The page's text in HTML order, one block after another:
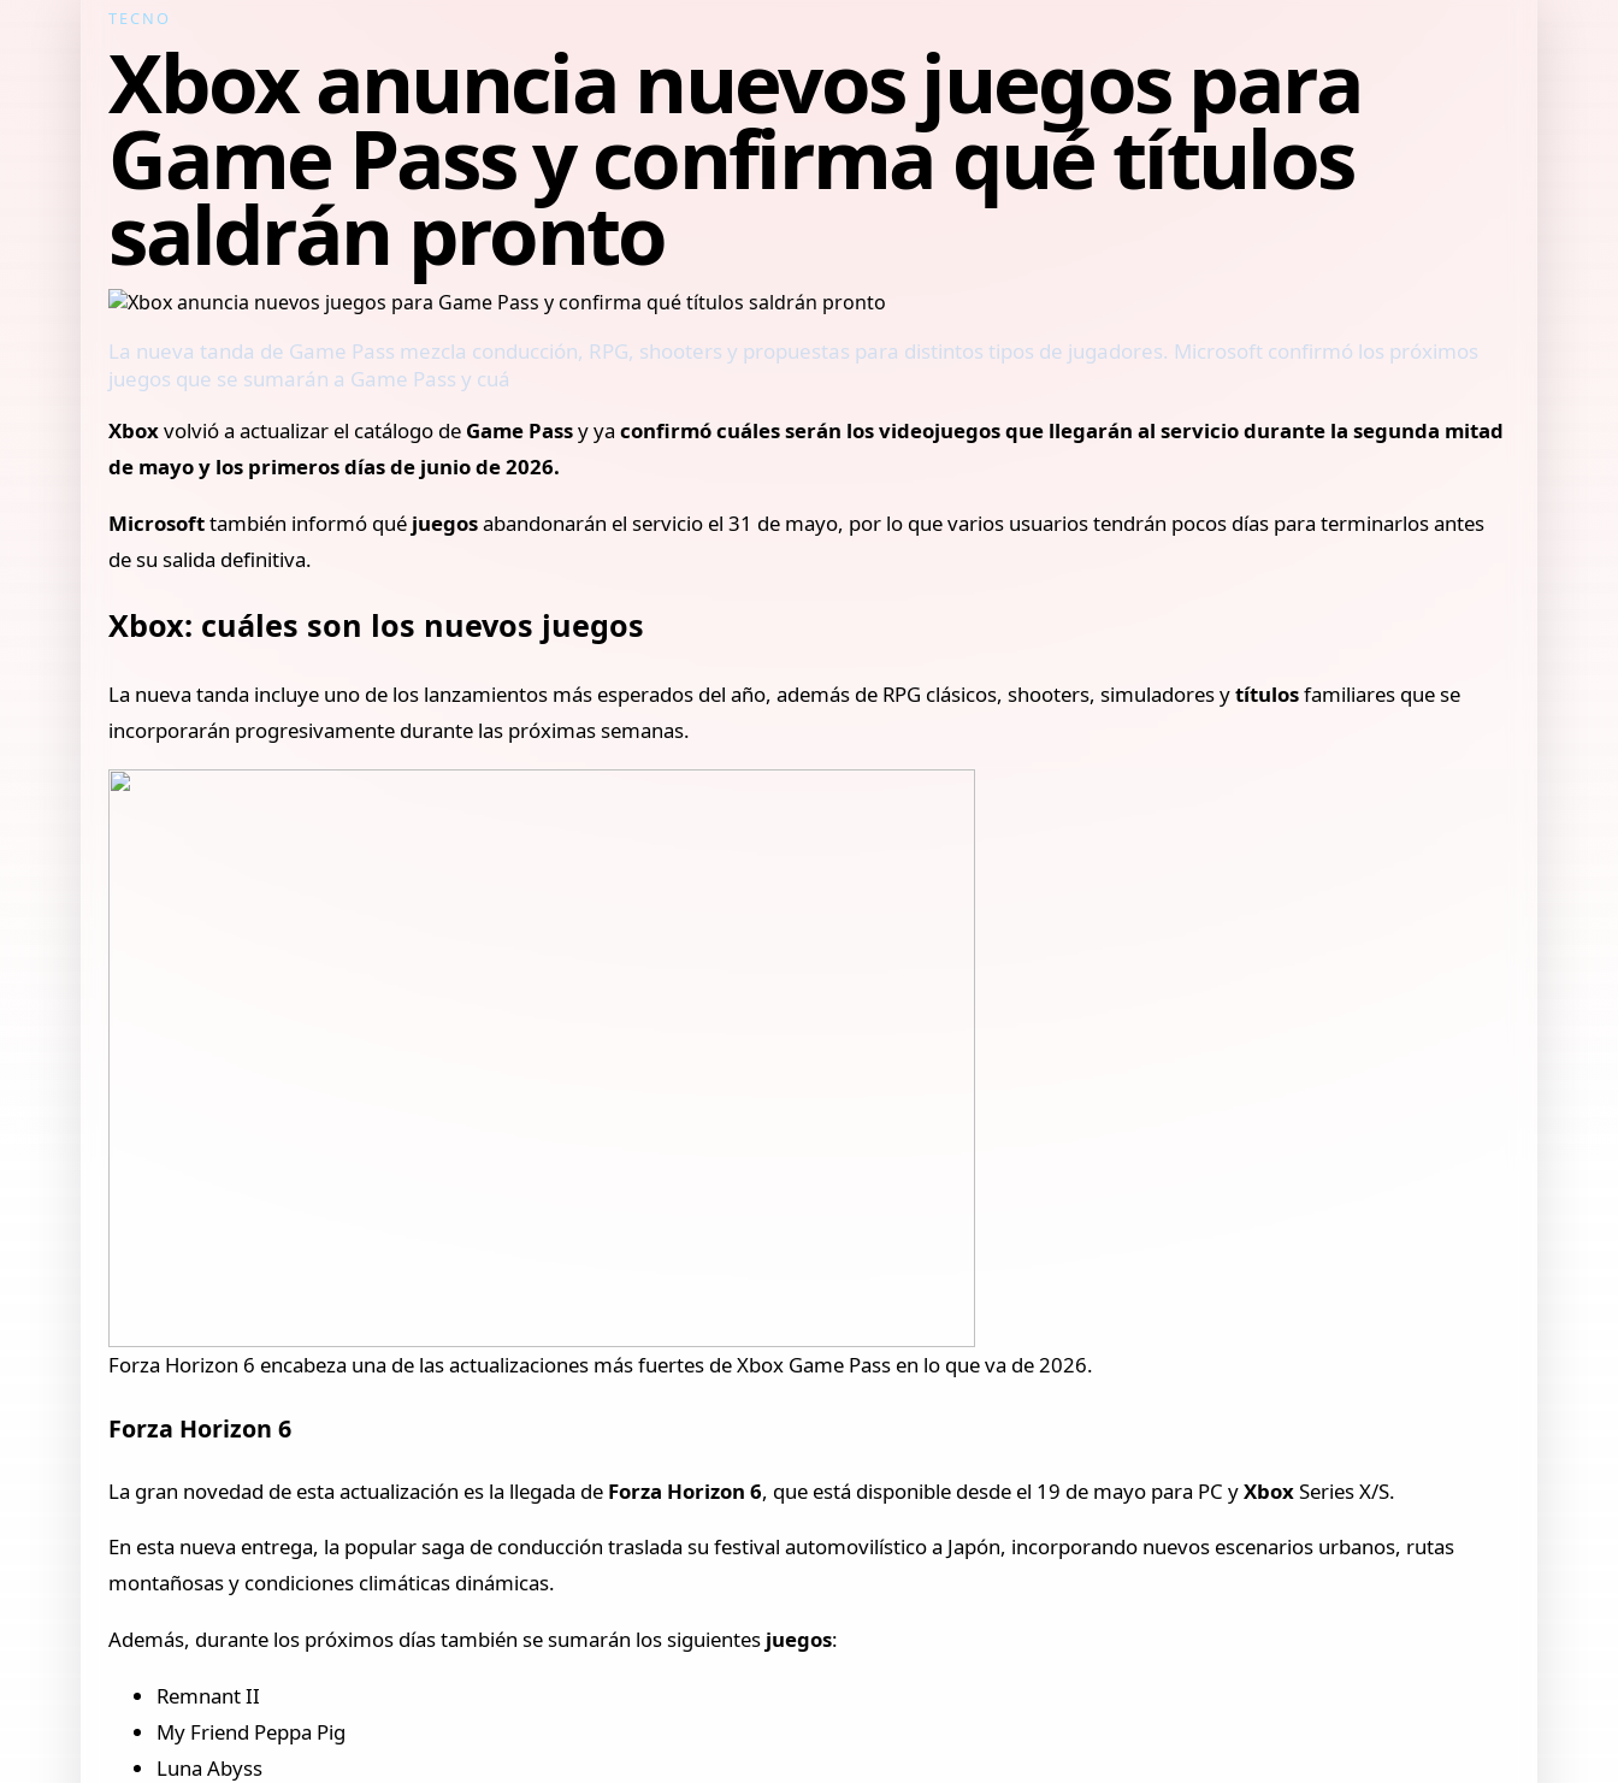
TECNO
Xbox anuncia nuevos juegos para
Game Pass y confirma qué títulos
saldrán pronto
La nueva tanda de Game Pass mezcla conducción, RPG, shooters y propuestas para distintos tipos de jugadores. Microsoft confirmó los próximos
juegos que se sumarán a Game Pass y cuá
Xboxvolvió a actualizar el catálogo de Game Passy yaconfirmó cuáles serán los videojuegos que llegarán al servicio durante la segunda mitad
de mayo y los primeros días de junio de 2026.
Microsofttambién informó qué juegosabandonarán el servicio el 31 de mayo, por lo que varios usuarios tendrán pocos días para terminarlos antes
de su salida definitiva.
Xbox: cuáles son los nuevos juegos
La nueva tanda incluye uno de los lanzamientos más esperados del año, además de RPG clásicos, shooters, simuladores ytítulosfamiliares que se
incorporarán progresivamente durante las próximas semanas.
Forza Horizon 6 encabeza una de las actualizaciones más fuertes de Xbox Game Pass en lo que va de 2026.
Forza Horizon 6
La gran novedad de esta actualización es la llegada de Forza Horizon 6, que está disponible desde el 19 de mayo para PC yXboxSeries X/S.
En esta nueva entrega, la popular saga de conducción traslada su festival automovilístico a Japón, incorporando nuevos escenarios urbanos, rutas
montañosas y condiciones climáticas dinámicas.
Además, durante los próximos días también se sumarán los siguientes juegos:
Remnant II
My Friend Peppa Pig
Luna Abyss